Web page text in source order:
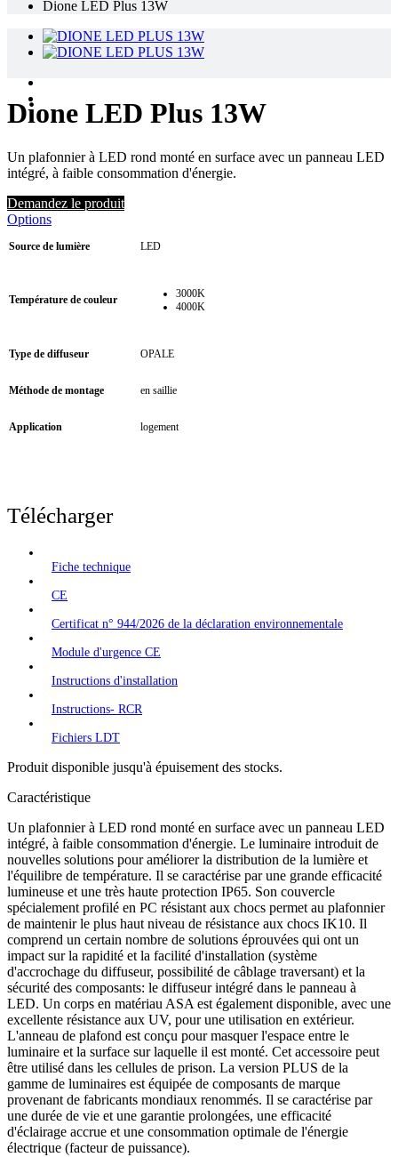
Dione LED Plus 13W
Dione LED Plus 13W
Un plafonnier à LED rond monté en surface avec un panneau LED
intégré, à faible consommation d'énergie.
Demandez le produit
Options
Source de lumière LED
Température de couleur
3000K
4000K
Type de diffuseur OPALE
Méthode de montage en saillie
Application logement
Télécharger
Fiche technique
CE
Certificat n° 944/2026 de la déclaration environnementale
Module d'urgence CE
Instructions d'installation
Instructions- RCR
Fichiers LDT
Produit disponible jusqu'à épuisement des stocks.
Caractéristique
Un plafonnier à LED rond monté en surface avec un panneau LED
intégré, à faible consommation d'énergie. Le luminaire introduit de
nouvelles solutions pour améliorer la distribution de la lumière et
l'équilibre de température. Il se caractérise par une grande efficacité
lumineuse et une très haute protection IP65. Son couvercle
spécialement profilé en PC résistant aux chocs permet au plafonnier
de maintenir le plus haut niveau de résistance aux chocs IK10. Il
comprend un certain nombre de solutions éprouvées qui ont un
impact sur la rapidité et la facilité d'installation (système
d'accrochage du diffuseur, possibilité de câblage traversant) et la
sécurité des composants: le diffuseur intégré dans le panneau à
LED. Un corps en matériau ASA est également disponible, avec une
excellente résistance aux UV, pour une utilisation en extérieur.
L'anneau de plafond est conçu pour masquer l'espace entre le
luminaire et la surface sur laquelle il est monté. Cet accessoire peut
être utilisé dans les cellules de prison. La version PLUS de la
gamme de luminaires est équipée de composants de marque
provenant de fabricants mondiaux renommés. Il se caractérise par
une durée de vie et une garantie prolongées, une efficacité
d'éclairage accrue et une consommation optimale de l'énergie
électrique (facteur de puissance).